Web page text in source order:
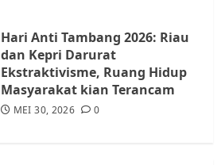
Hari Anti Tambang 2026: Riau
dan Kepri Darurat
Ekstraktivisme, Ruang Hidup
Masyarakat kian Terancam
MEI 30, 2026 0